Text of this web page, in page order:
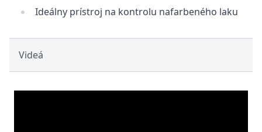
Ideálny prístroj na kontrolu nafarbeného laku
Videá